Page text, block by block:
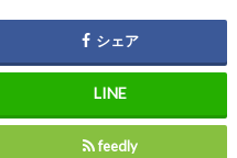
シェア
feedly